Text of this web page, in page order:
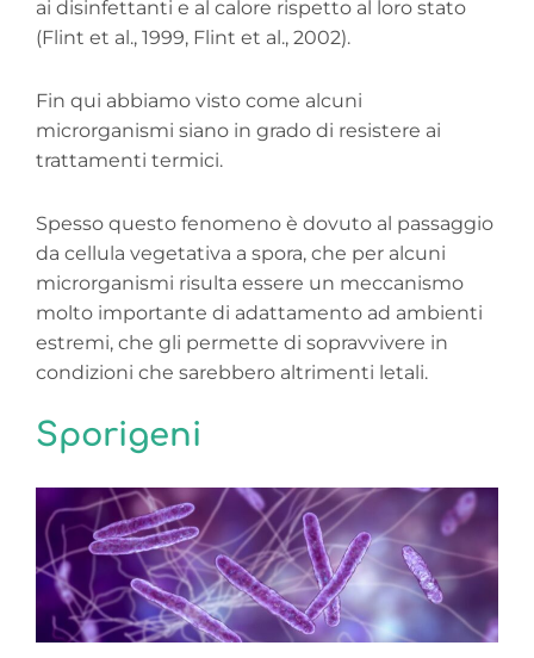
ai disinfettanti e al calore rispetto al loro stato
(Flint et al., 1999, Flint et al., 2002).
Fin qui abbiamo visto come alcuni
microrganismi siano in grado di resistere ai
trattamenti termici.
Spesso questo fenomeno è dovuto al passaggio
da cellula vegetativa a spora, che per alcuni
microrganismi risulta essere un meccanismo
molto importante di adattamento ad ambienti
estremi, che gli permette di sopravvivere in
condizioni che sarebbero altrimenti letali.
Sporigeni